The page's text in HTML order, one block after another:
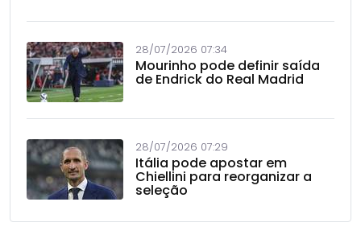
28/07/2026 07:34
Mourinho pode definir saída
de Endrick do Real Madrid
28/07/2026 07:29
Itália pode apostar em
Chiellini para reorganizar a
seleção